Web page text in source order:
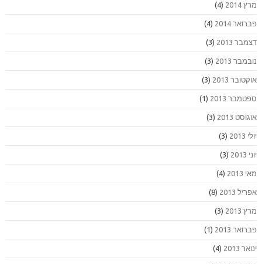
מרץ 2014 (4)
פברואר 2014 (4)
דצמבר 2013 (3)
נובמבר 2013 (3)
אוקטובר 2013 (3)
ספטמבר 2013 (1)
אוגוסט 2013 (3)
יולי 2013 (3)
יוני 2013 (3)
מאי 2013 (4)
אפריל 2013 (8)
מרץ 2013 (3)
פברואר 2013 (1)
ינואר 2013 (4)